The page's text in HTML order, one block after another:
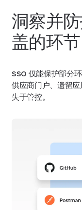
洞察并
盖的环节
SSO 仅能保护部分
供应商门户、遗留
失于管控。